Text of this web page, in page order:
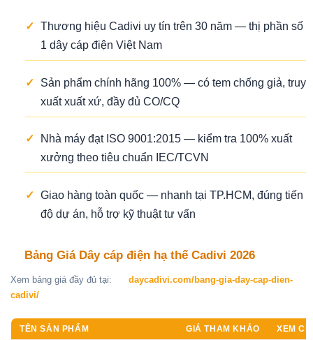
✓ Thương hiệu Cadivi uy tín trên 30 năm — thị phần số
1 dây cáp điện Việt Nam
✓
Sản phẩm chính hãng 100% — có tem chống giả, truy
xuất xuất xứ, đầy đủ CO/CQ
✓
Nhà máy đạt ISO 9001:2015 — kiểm tra 100% xuất
xưởng theo tiêu chuẩn IEC/TCVN
✓ Giao hàng toàn quốc — nhanh tại TP.HCM, đúng tiến
độ dự án, hỗ trợ kỹ thuật tư vấn
Bảng Giá Dây cáp điện hạ thế Cadivi 2026
Xem bảng giá đầy đủ tại:
daycadivi.com/bang-gia-day-cap-dien-
cadivi/
TÊN SẢN PHẨM GIÁ THAM KHẢO XEM